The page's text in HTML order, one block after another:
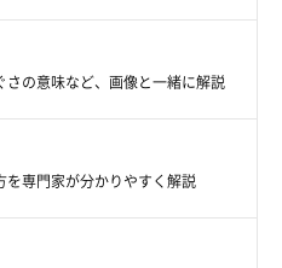
の意味など、画像と一緒に解説
専門家が分かりやすく解説